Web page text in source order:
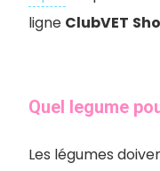
ligne ClubVET
Quel legume
Les légumes